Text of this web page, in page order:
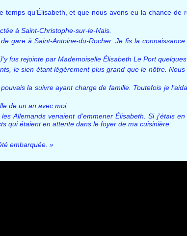
qu’Élisabeth, et que nous avons eu la chance de
à Saint-Christophe-sur-le-Nais.
gare à Saint-Antoine-du-Rocher. Je fis la connaissance
fus rejointe par Mademoiselle Élisabeth Le Port
le sien étant légèrement plus grand que le nôtre.
la suivre ayant charge de famille. Toutefois je
de un an avec moi.
Allemands venaient d’emmener Élisabeth. Si j’étais
qui étaient en attente dans le foyer de ma cuisinière.
embarquée. »